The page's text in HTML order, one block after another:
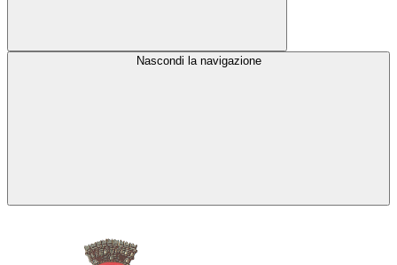
Nascondi la navigazione